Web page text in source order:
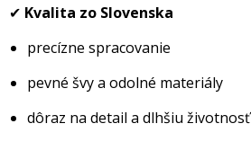
✔ Kvalita zo Slovenska
precízne spracovanie
pevné švy a odolné materiály
dôraz na detail a dlhšiu životnosť